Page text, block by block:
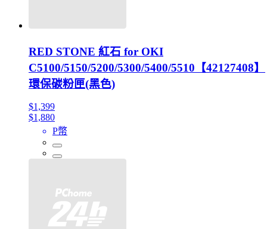
RED STONE 紅石 for OKI
C5100/5150/5200/5300/5400/5510【42127408】
環保碳粉匣(黑色)
$1,399
$1,880
P幣